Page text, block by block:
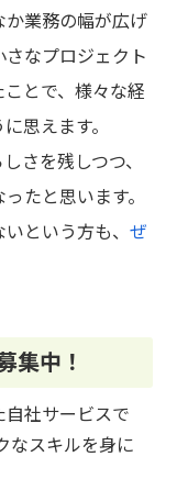
業務の幅が広げ
なプロジェクト
とで、様々な経
思えます。
さを残しつつ、
たと思います。
という方も、 ぜ
集中！
社サービスで
なスキルを身に